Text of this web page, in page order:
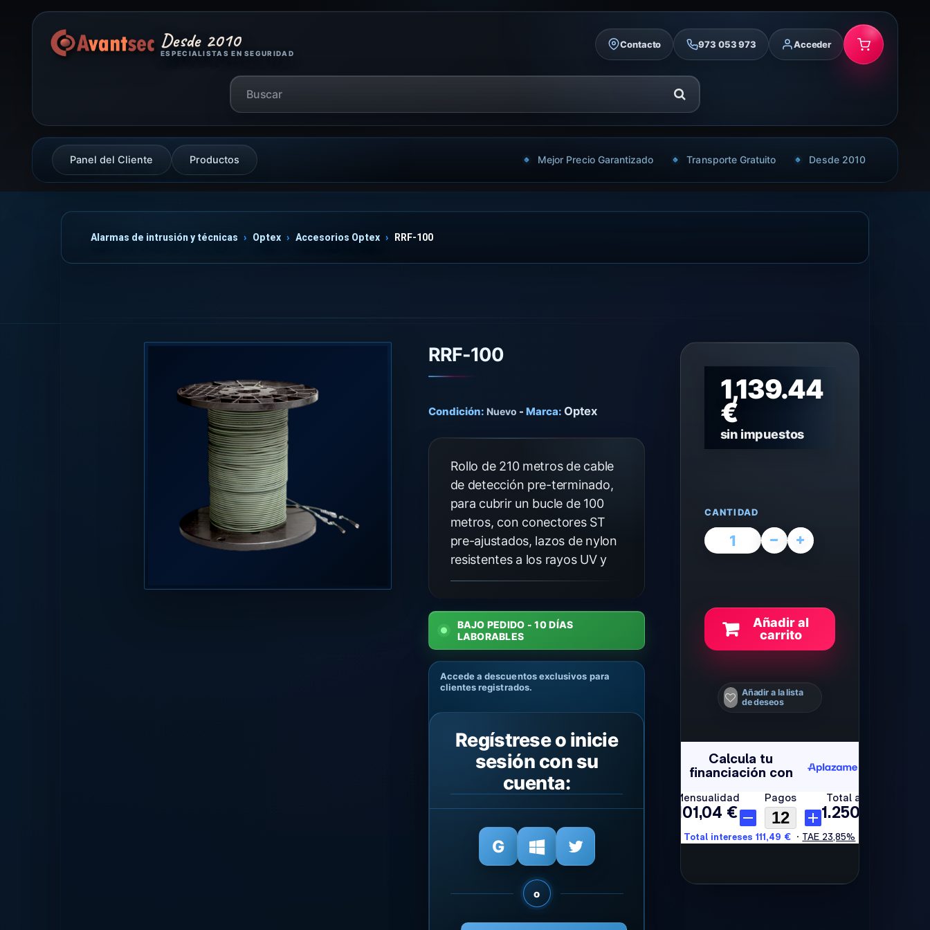
Desde 2010
ESPECIALISTAS EN SEGURIDAD
Contacto 973 053 973 Acceder
Panel del Cliente Productos Mejor Precio Garantizado Transporte Gratuito Desde 2010
Alarmas de intrusión y técnicas Optex Accesorios Optex RRF-100
RRF-100
Condición: Nuevo - Marca: Optex
Rollo de 210 metros de cable
de detección pre-terminado,
para cubrir un bucle de 100
metros, con conectores ST
pre-ajustados, lazos de nylon
resistentes a los rayos UV y
BAJO PEDIDO - 10 DÍAS
LABORABLES
Accede a descuentos exclusivos para
clientes registrados.
Regístrese o inicie
sesión con su
cuenta:
o
1,139.44
€
sin impuestos
CANTIDAD
Añadir al
carrito
Añadir a la lista
de deseos